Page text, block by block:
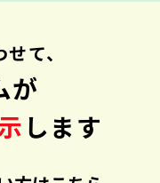
て、
が
します